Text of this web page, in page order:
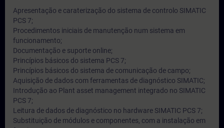
Apresentação e caraterização do sistema de controlo SIMATIC
PCS 7;
Procedimentos iniciais de manutenção num sistema em
funcionamento;
Documentação e suporte online;
Princípios básicos do sistema PCS 7;
Princípios básicos do sistema de comunicação de campo;
Aquisição de dados com ferramentas de diagnóstico SIMATIC;
Introdução ao Plant asset management integrado no SIMATIC
PCS 7;
Leitura de dados de diagnóstico no hardware SIMATIC PCS 7;
Substituição de módulos e componentes, com a instalação em